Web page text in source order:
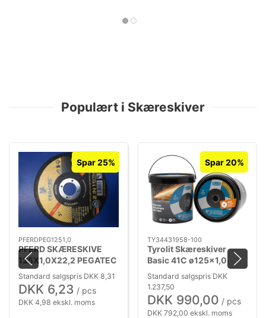
Populært i Skæreskiver
Spar 25%
PFERDPEG1251,0
PFERD SKÆRESKIVE
125X1,0X22,2 PEGATEC
5
Standard salgspris DKK 8,31
DKK 6,23 / pcs
DKK 4,98 ekskl. moms
Spar 20%
TY34431958-100
Tyrolit Skæreskiver
Basic 41C ø125×1,0
A60Q-BFB, 100stk
Standard salgspris DKK
1.237,50
DKK 990,00 / pcs
DKK 792,00 ekskl. moms